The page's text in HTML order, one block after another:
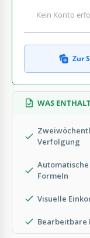
Kein Konto
Zur
WAS
Verfolgung
Formeln
Visuelle
Bearbeitbare